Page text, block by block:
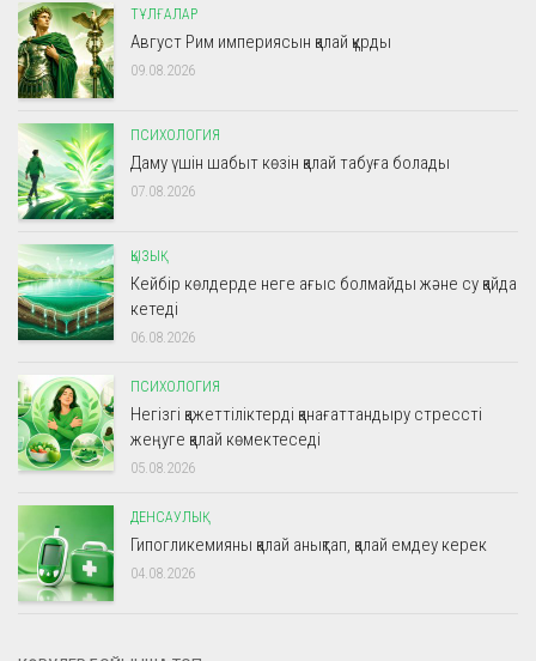
ТҰЛҒАЛАР
Август Рим империясын қалай құрды
09.08.2026
ПСИХОЛОГИЯ
Даму үшін шабыт көзін қалай табуға болады
07.08.2026
ҚЫЗЫҚ
Кейбір көлдерде неге ағыс болмайды және су қайда
кетеді
06.08.2026
ПСИХОЛОГИЯ
Негізгі қажеттіліктерді қанағаттандыру стрессті
жеңуге қалай көмектеседі
05.08.2026
ДЕНСАУЛЫҚ
Гипогликемияны қалай анықтап, қалай емдеу керек
04.08.2026